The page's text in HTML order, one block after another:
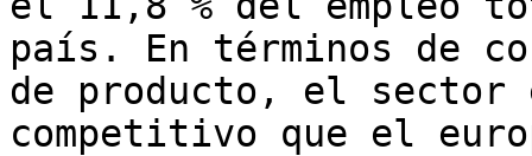
país. En términos de
de producto, el sector
competitivo que el